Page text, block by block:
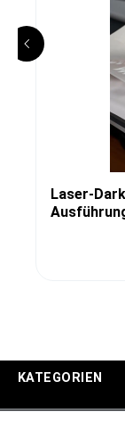
Laser-
KATEGORIEN